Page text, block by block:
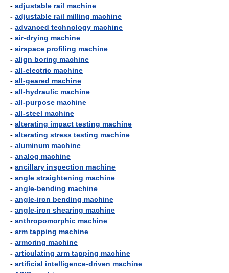
- adjustable rail machine
- adjustable rail milling machine
- advanced technology machine
- air-drying machine
- airspace profiling machine
- align boring machine
- all-electric machine
- all-geared machine
- all-hydraulic machine
- all-purpose machine
- all-steel machine
- alterating impact testing machine
- alterating stress testing machine
- aluminum machine
- analog machine
- ancillary inspection machine
- angle straightening machine
- angle-bending machine
- angle-iron bending machine
- angle-iron shearing machine
- anthropomorphic machine
- arm tapping machine
- armoring machine
- articulating arm tapping machine
- artificial intelligence-driven machine